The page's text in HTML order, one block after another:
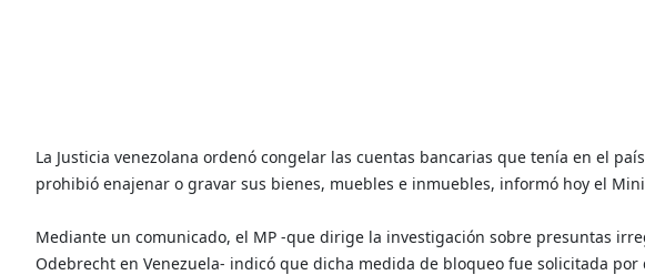
La Justicia venezolana ordenó congelar las cuentas bancarias que tenía en el
prohibió enajenar o gravar sus bienes, muebles e inmuebles, informó hoy el
Mediante un comunicado, el MP -que dirige la investigación sobre presuntas
Odebrecht en Venezuela- indicó que dicha medida de bloqueo fue solicitada